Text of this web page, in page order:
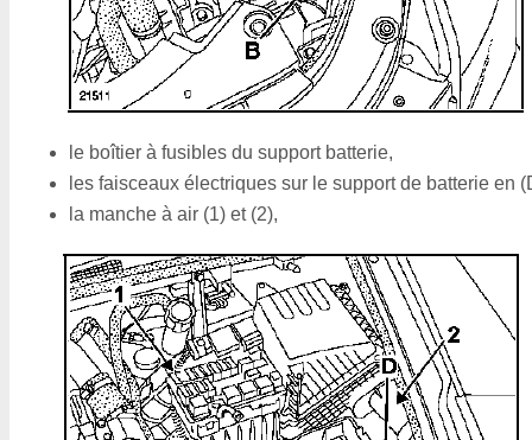
le boîtier à fusibles du support batterie,
les faisceaux électriques sur le support de batterie en
la manche à air (1) et (2),